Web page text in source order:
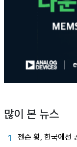
많이 본 뉴스
1 젠슨 황, 한국에선